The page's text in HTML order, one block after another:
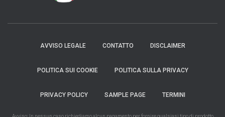
AVVISO LEGALE CONTATTO DISCLAIMER
POLITICA SUI COOKIE POLITICA SULLA PRIVACY
PRIVACY POLICY SAMPLE PAGE TERMINI